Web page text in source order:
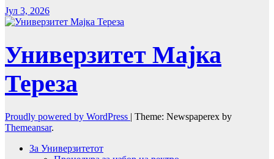
Јул 3, 2026
Универзитет Мајка
Тереза
Proudly powered by WordPress | Theme: Newspaperex by
Themeansar.
За Универзитетот